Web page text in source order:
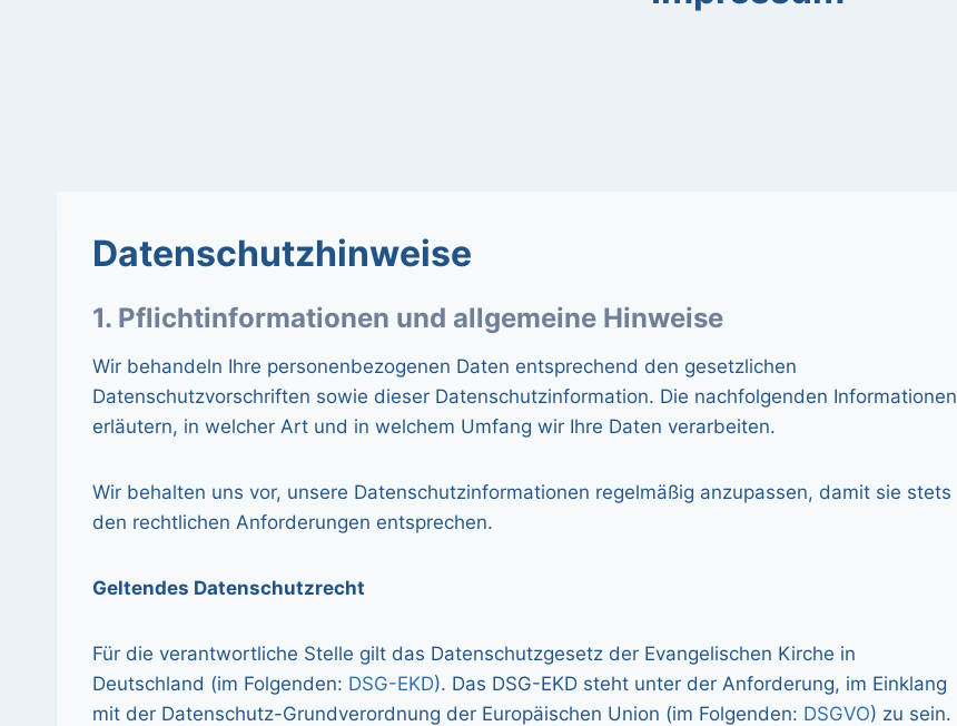
Datenschutzhinweise
1. Pflichtinformationen und allgemeine Hinweise
Wir behandeln Ihre personenbezogenen Daten entsprechend den gesetzlichen
Datenschutzvorschriften sowie dieser Datenschutzinformation. Die nachfolgenden Informationen
erläutern, in welcher Art und in welchem Umfang wir Ihre Daten verarbeiten.
Wir behalten uns vor, unsere Datenschutzinformationen regelmäßig anzupassen, damit sie stets
den rechtlichen Anforderungen entsprechen.
Geltendes Datenschutzrecht
Für die verantwortliche Stelle gilt das Datenschutzgesetz der Evangelischen Kirche in
Deutschland (im Folgenden: DSG-EKD). Das DSG-EKD steht unter der Anforderung, im Einklang
mit der Datenschutz-Grundverordnung der Europäischen Union (im Folgenden: DSGVO) zu sein.